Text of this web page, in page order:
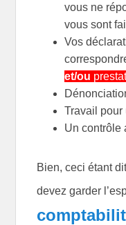
vous ne
vous sont
Vos
et/ou
Travail pour
Un contrôle
Bien, ceci étant
devezgarder